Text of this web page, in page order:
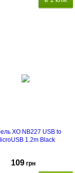
XO NB227 USB to
1.2m Black
109 грн